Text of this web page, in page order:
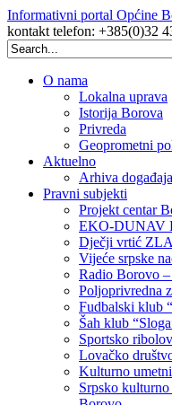
Informativni portal Općine
kontakt telefon: +385(0)32
Search
for:
O nama
Lokalna uprava
Istorija Borova
Privreda
Geoprometni
Aktuelno
Arhiva događaja
Pravni subjekti
Projekt centar
EKO-DUNAV
Dječji vrtić
Vijeće srpske
Radio Borovo
Poljoprivredna
Fudbalski klub
Šah klub
Sportsko
Lovačko
Kulturno
Srpsko